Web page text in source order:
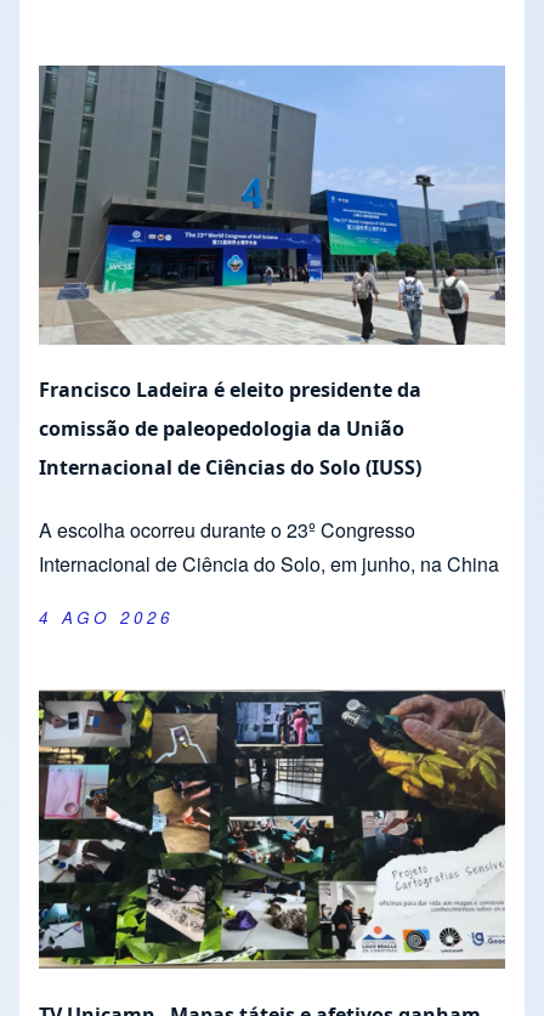
Francisco Ladeira é eleito presidente da
comissão de paleopedologia da União
Internacional de Ciências do Solo (IUSS)
A escolha ocorreu durante o 23º Congresso
Internacional de Ciência do Solo, em junho, na China
4 AGO 2026
TV Unicamp - Mapas táteis e afetivos ganham